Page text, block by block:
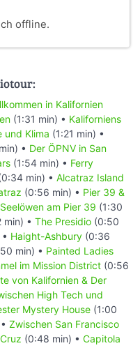
offline.
in Kalifornien
(1:31 min) • Kaliforniens
und Klima (1:21 min) •
• Der ÖPNV in San
(1:54 min) • Ferry
min) • Alcatraz Island
(0:56 min) • Pier 39 &
am Pier 39 (1:30
min) • The Presidio (0:50
Haight-Ashbury (0:36
min) • Painted Ladies
im Mission District (0:56
von Kalifornien & Der
High Tech und
Mystery House (1:00
Zwischen San Francisco
(0:48 min) • Capitola